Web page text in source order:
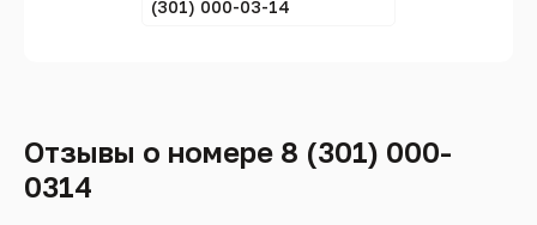
(301) 000-03-14
Отзывы о номере 8 (301) 000-
0314